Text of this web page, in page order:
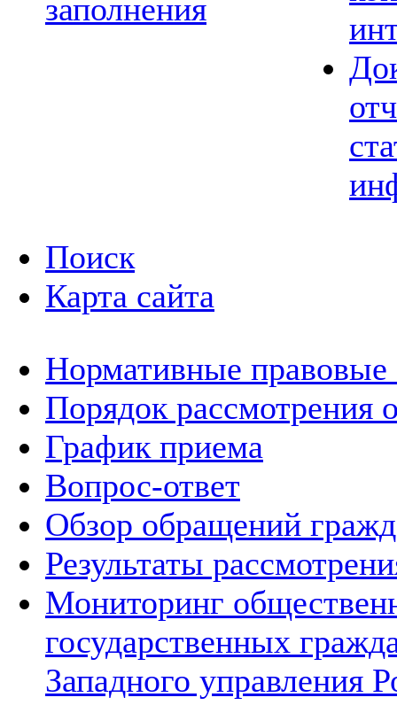
заполнения
Поиск
Карта сайта
Нормативные правовые
Порядок рассмотрения
График приема
Вопрос-ответ
Обзор обращений
Результаты
Мониторинг
государственных
Западного управления